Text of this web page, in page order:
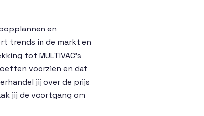
en
trends in de markt en
tot MULTIVAC’s
voorzien en dat
jij over de prijs
jij de voortgang om